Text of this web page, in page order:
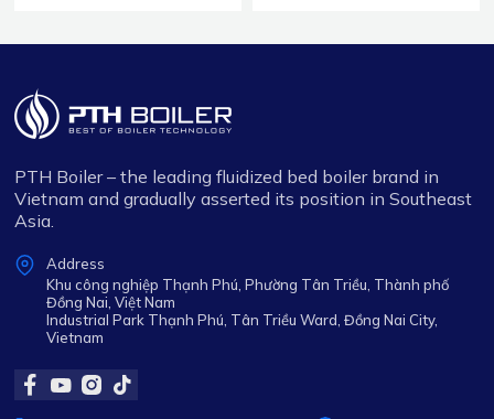
PTH Boiler – the leading fluidized bed boiler brand in
Vietnam and gradually asserted its position in Southeast
Asia.
Address
Khu công nghiệp Thạnh Phú, Phường Tân Triều, Thành phố
Đồng Nai, Việt Nam
Industrial Park Thạnh Phú, Tân Triều Ward, Đồng Nai City,
Vietnam